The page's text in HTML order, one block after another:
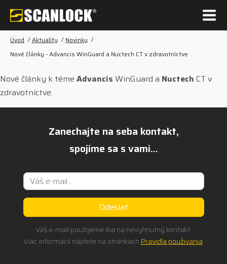
Úvod / Aktuality / Novinky /
Nové články - Advancis WinGuard a Nuctech CT v zdravotníctve
Nové články k téme Advancis WinGuard a Nuctech CT v
zdravotníctve.
Zanechajte na seba kontakt,
spojíme sa s vami...
Váš e-mail použijeme iba na nevyhnutný kontakt.
Viac informácií nájdete na stránkach Pravidla použivania.